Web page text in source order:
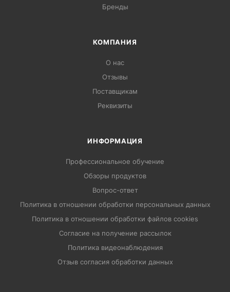
Бренды
КОМПАНИЯ
О нас
Отзывы
Поставщикам
Реквизиты
ИНФОРМАЦИЯ
Профессиональное обучение
Обзоры продуктов
Вопрос-ответ
Политика в отношении обработки персональных данных
Политика в отношении обработки файлов cookies
Согласие на получение рассылок
Политика видеонаблюдения
Отзыв согласия обработки данных